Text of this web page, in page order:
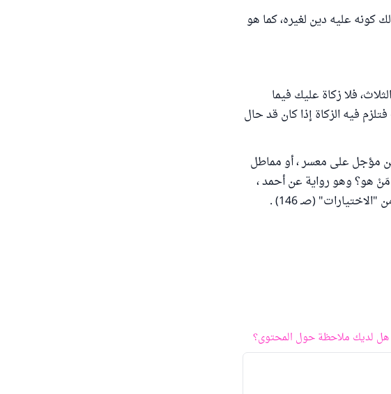
كونه عليه دين لغيره، كما هو
فلا زكاة عليك فيما
فيه الزكاة إذا كان قد حال
مؤجل على معسر ، أو مماطل
هو؟ وهو رواية عن أحمد ،
(صـ 146) .
هل لديك ملاحظة حول المحتوى؟